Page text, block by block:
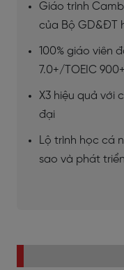
Giáo trình
của Bộ GD&ĐT
100% giáo viên
7.0+/TOEIC 900+
X3 hiệu quả với
đại
Lộ trình học cá
sao và phát